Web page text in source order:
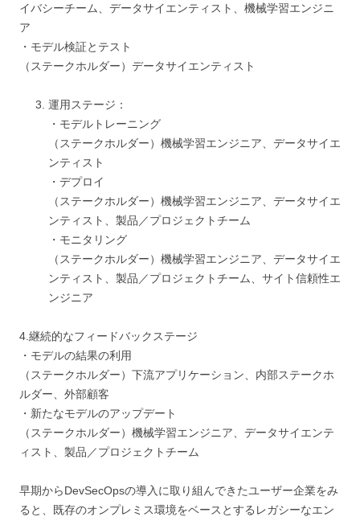
イバシーチーム、データサイエンティスト、機械学習エンジニ
ア
・モデル検証とテスト
（ステークホルダー）データサイエンティスト
運用ステージ：
・モデルトレーニング
（ステークホルダー）機械学習エンジニア、データサイエ
ンティスト
・デプロイ
（ステークホルダー）機械学習エンジニア、データサイエ
ンティスト、製品／プロジェクトチーム
・モニタリング
（ステークホルダー）機械学習エンジニア、データサイエ
ンティスト、製品／プロジェクトチーム、サイト信頼性エ
ンジニア
4.継続的なフィードバックステージ
・モデルの結果の利用
（ステークホルダー）下流アプリケーション、内部ステークホ
ルダー、外部顧客
・新たなモデルのアップデート
（ステークホルダー）機械学習エンジニア、データサイエンテ
ィスト、製品／プロジェクトチーム
早期からDevSecOpsの導入に取り組んできたユーザー企業をみ
ると、既存のオンプレミス環境をベースとするレガシーなエン